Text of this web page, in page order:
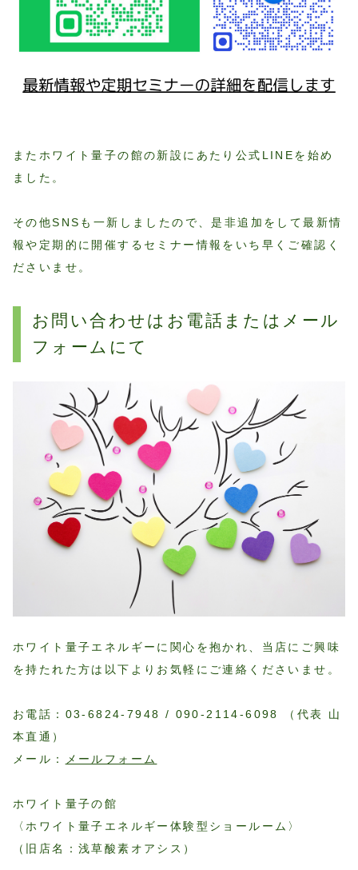
またホワイト量子の館の新設にあたり公式LINEを始め
ました。
その他SNSも一新しましたので、是非追加をして最新情
報や定期的に開催するセミナー情報をいち早くご確認く
ださいませ。
お問い合わせはお電話またはメール
フォームにて
ホワイト量子エネルギーに関心を抱かれ、当店にご興味
を持たれた方は以下よりお気軽にご連絡くださいませ。
お電話：03-6824-7948 / 090-2114-6098 （代表 山
本直通）
メール：
メールフォーム
ホワイト量子の館
〈ホワイト量子エネルギー体験型ショールーム〉
（旧店名：浅草酸素オアシス）